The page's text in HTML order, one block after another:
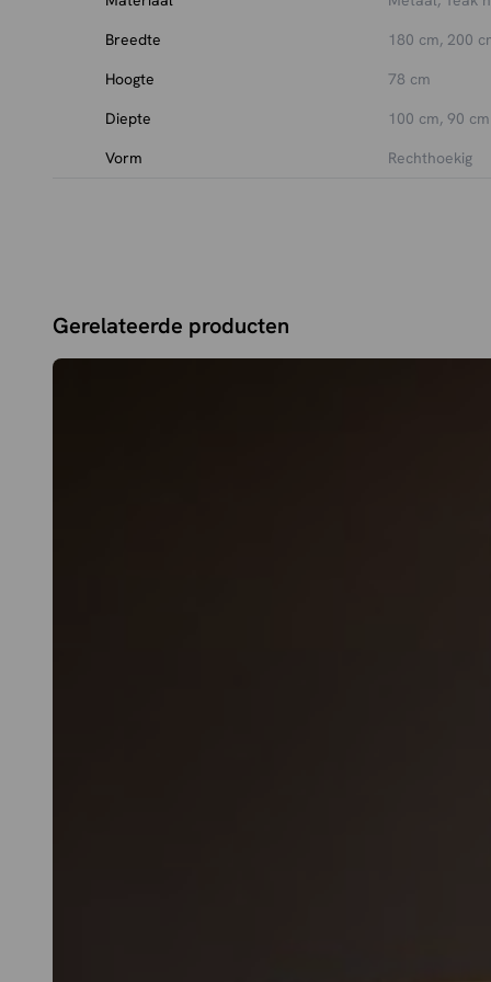
Breedte
180 cm, 200
Hoogte
78 cm
Diepte
100 cm, 90 cm
Vorm
Rechthoekig
Gerelateerde producten